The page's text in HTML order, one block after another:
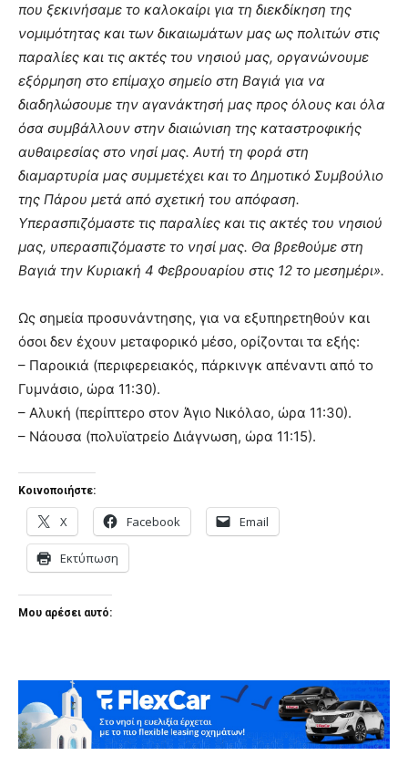
που ξεκινήσαμε το καλοκαίρι για τη διεκδίκηση της
νομιμότητας και των δικαιωμάτων μας ως πολιτών στις
παραλίες και τις ακτές του νησιού μας, οργανώνουμε
εξόρμηση στο επίμαχο σημείο στη Βαγιά για να
διαδηλώσουμε την αγανάκτησή μας προς όλους και όλα
όσα συμβάλλουν στην διαιώνιση της καταστροφικής
αυθαιρεσίας στο νησί μας. Αυτή τη φορά στη
διαμαρτυρία μας συμμετέχει και το Δημοτικό Συμβούλιο
της Πάρου μετά από σχετική του απόφαση.
Υπερασπιζόμαστε τις παραλίες και τις ακτές του νησιού
μας, υπερασπιζόμαστε το νησί μας. Θα βρεθούμε στη
Βαγιά την Κυριακή 4 Φεβρουαρίου στις 12 το μεσημέρι».
Ως σημεία προσυνάντησης, για να εξυπηρετηθούν και
όσοι δεν έχουν μεταφορικό μέσο, ορίζονται τα εξής:
– Παροικιά (περιφερειακός, πάρκινγκ απέναντι από το
Γυμνάσιο, ώρα 11:30).
– Αλυκή (περίπτερο στον Άγιο Νικόλαο, ώρα 11:30).
– Νάουσα (πολυϊατρείο Διάγνωση, ώρα 11:15).
Κοινοποιήστε:
X Facebook Email
Εκτύπωση
Μου αρέσει αυτό: